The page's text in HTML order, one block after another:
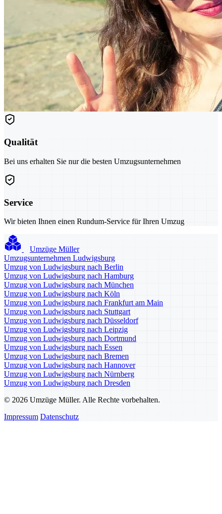
Qualität
Bei uns erhalten Sie nur die besten Umzugsunternehmen
Service
Wir bieten Ihnen einen Rundum-Service für Ihren Umzug
Umzüge Müller
Umzugsunternehmen Ludwigsburg
Umzug von Ludwigsburg nach Berlin
Umzug von Ludwigsburg nach Hamburg
Umzug von Ludwigsburg nach München
Umzug von Ludwigsburg nach Köln
Umzug von Ludwigsburg nach Frankfurt am Main
Umzug von Ludwigsburg nach Stuttgart
Umzug von Ludwigsburg nach Düsseldorf
Umzug von Ludwigsburg nach Leipzig
Umzug von Ludwigsburg nach Dortmund
Umzug von Ludwigsburg nach Essen
Umzug von Ludwigsburg nach Bremen
Umzug von Ludwigsburg nach Hannover
Umzug von Ludwigsburg nach Nürnberg
Umzug von Ludwigsburg nach Dresden
© 2026 Umzüge Müller. Alle Rechte vorbehalten.
Impressum Datenschutz